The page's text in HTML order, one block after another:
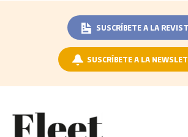
SUSCRÍBETE A LA
SUSCRÍBETE A LA